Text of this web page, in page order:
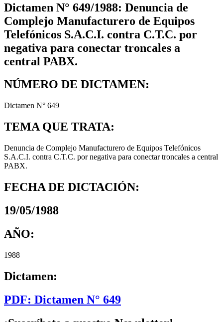
Dictamen N° 649/1988: Denuncia de
Complejo Manufacturero de Equipos
Telefónicos S.A.C.I. contra C.T.C. por
negativa para conectar troncales a
central PABX.
NÚMERO DE DICTAMEN:
Dictamen N° 649
TEMA QUE TRATA:
Denuncia de Complejo Manufacturero de Equipos Telefónicos
S.A.C.I. contra C.T.C. por negativa para conectar troncales a central
PABX.
FECHA DE DICTACIÓN:
19/05/1988
AÑO:
1988
Dictamen:
PDF: Dictamen N° 649